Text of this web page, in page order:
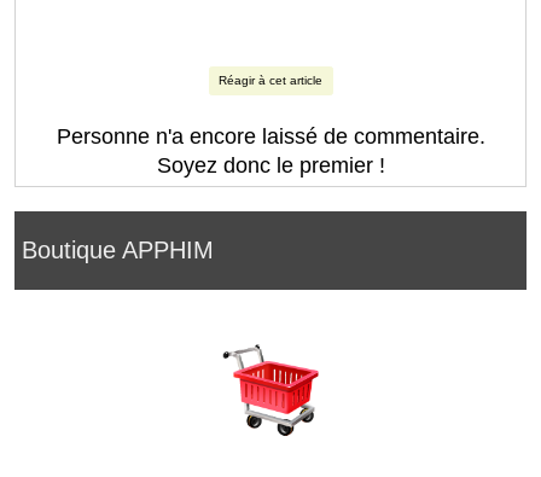
Boutique APPHIM
Réagir à cet article
Personne n'a encore laissé de commentaire.
Soyez donc le premier !